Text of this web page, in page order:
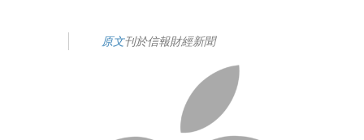
原文刊於信報財經新聞